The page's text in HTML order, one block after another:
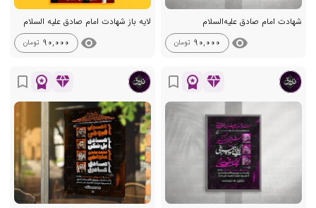
شهادت امام صادق علیه‌السلام
visibility
90,000 تومان
لایه باز شهادت امام صادق علیه السلام
visibility
90,000 تومان
diamond
workspace_premium
bookmark_border
diamond
workspace_premium
bookmark_border